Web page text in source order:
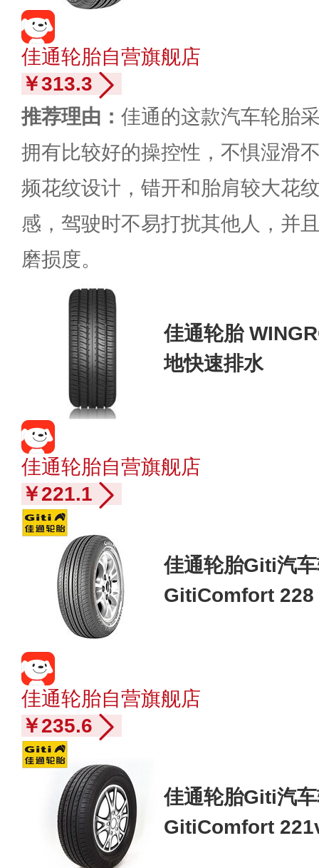
佳通轮胎自营旗舰店
￥313.3
推荐理由： 佳通的这款汽车轮胎
拥有比较好的操控性，不惧湿滑
频花纹设计，错开和胎肩较大花
感，驾驶时不易打扰其他人，并
磨损度。
佳通轮胎
地快速排水
佳通轮胎自营旗舰店
￥221.1
佳通轮胎Giti汽
GitiComfort 228
佳通轮胎自营旗舰店
￥235.6
佳通轮胎Giti汽
GitiComfort